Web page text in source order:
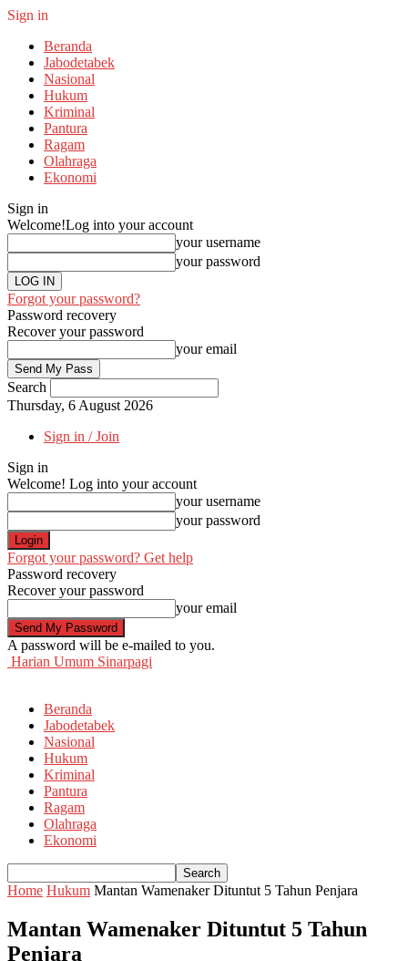
Sign in
Beranda
Jabodetabek
Nasional
Hukum
Kriminal
Pantura
Ragam
Olahraga
Ekonomi
Sign in
Welcome!Log into your account
your username
your password
Forgot your password?
Password recovery
Recover your password
your email
Search
Thursday, 6 August 2026
Sign in / Join
Sign in
Welcome! Log into your account
your username
your password
Forgot your password? Get help
Password recovery
Recover your password
your email
A password will be e-mailed to you.
Harian Umum Sinarpagi
Beranda
Jabodetabek
Nasional
Hukum
Kriminal
Pantura
Ragam
Olahraga
Ekonomi
Home Hukum Mantan Wamenaker Dituntut 5 Tahun Penjara
Mantan Wamenaker Dituntut 5 Tahun
Penjara